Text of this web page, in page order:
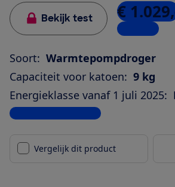
Bekijk test €
5 winkels
Soort: Warmtepompdroger
Capaciteit voor katoen: 9 kg
Energieklasse vanaf 1 juli 2025:
Bekijk alle specificaties
Vergelijk dit product